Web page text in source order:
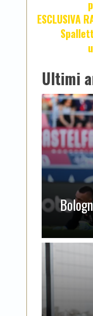
ESCLUSIVA
Ultimi